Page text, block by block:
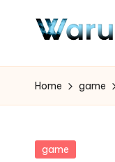
Home game
Posted
game